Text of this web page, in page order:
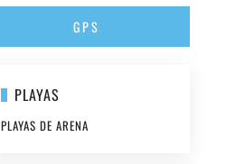
GPS
PLAYAS
PLAYAS DE ARENA